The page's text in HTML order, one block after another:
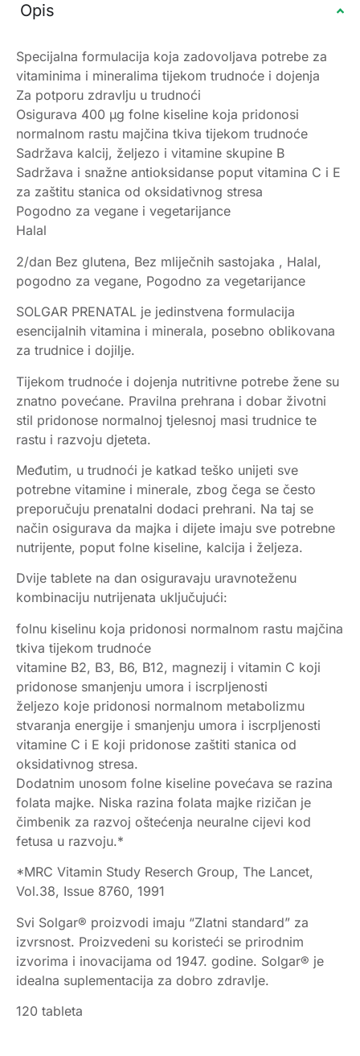
Opis
Specijalna formulacija koja zadovoljava potrebe za
vitaminima i mineralima tijekom trudnoće i dojenja
Za potporu zdravlju u trudnoći
Osigurava 400 µg folne kiseline koja pridonosi
normalnom rastu majčina tkiva tijekom trudnoće
Sadržava kalcij, željezo i vitamine skupine B
Sadržava i snažne antioksidanse poput vitamina C i E
za zaštitu stanica od oksidativnog stresa
Pogodno za vegane i vegetarijance
Halal
2/dan Bez glutena, Bez mliječnih sastojaka , Halal,
pogodno za vegane, Pogodno za vegetarijance
SOLGAR PRENATAL je jedinstvena formulacija
esencijalnih vitamina i minerala, posebno oblikovana
za trudnice i dojilje.
Tijekom trudnoće i dojenja nutritivne potrebe žene su
znatno povećane. Pravilna prehrana i dobar životni
stil pridonose normalnoj tjelesnoj masi trudnice te
rastu i razvoju djeteta.
Međutim, u trudnoći je katkad teško unijeti sve
potrebne vitamine i minerale, zbog čega se često
preporučuju prenatalni dodaci prehrani. Na taj se
način osigurava da majka i dijete imaju sve potrebne
nutrijente, poput folne kiseline, kalcija i željeza.
Dvije tablete na dan osiguravaju uravnoteženu
kombinaciju nutrijenata uključujući:
folnu kiselinu koja pridonosi normalnom rastu majčina
tkiva tijekom trudnoće
vitamine B2, B3, B6, B12, magnezij i vitamin C koji
pridonose smanjenju umora i iscrpljenosti
željezo koje pridonosi normalnom metabolizmu
stvaranja energije i smanjenju umora i iscrpljenosti
vitamine C i E koji pridonose zaštiti stanica od
oksidativnog stresa.
Dodatnim unosom folne kiseline povećava se razina
folata majke. Niska razina folata majke rizičan je
čimbenik za razvoj oštećenja neuralne cijevi kod
fetusa u razvoju.*
*MRC Vitamin Study Reserch Group, The Lancet,
Vol.38, Issue 8760, 1991
Svi Solgar® proizvodi imaju “Zlatni standard” za
izvrsnost. Proizvedeni su koristeći se prirodnim
izvorima i inovacijama od 1947. godine. Solgar® je
idealna suplementacija za dobro zdravlje.
120 tableta